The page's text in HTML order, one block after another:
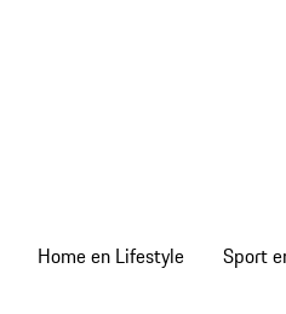
Home en Lifestyle Sport